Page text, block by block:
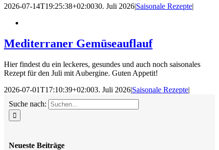
2026-07-14T19:25:38+02:0030. Juli 2026|Saisonale Rezepte|
Mediterraner Gemüseauflauf
Hier findest du ein leckeres, gesundes und auch noch saisonales
Rezept für den Juli mit Aubergine. Guten Appetit!
2026-07-01T17:10:39+02:003. Juli 2026|Saisonale Rezepte|
Suche nach:
Neueste Beiträge